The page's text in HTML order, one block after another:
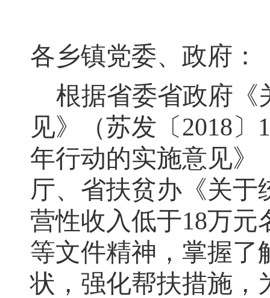
各乡镇党委、政府 ：
根据省委省政府《
见》（苏发〔2018
年行动的实施意见》
厅、省扶贫办《关于
营性收入低于18万元
等文件精神 ， 掌握了
状，强化帮扶措施 ，